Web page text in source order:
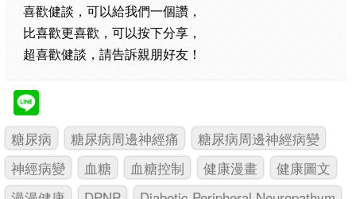
喜歡健談，可以給我們一個讚，
比喜歡更喜歡，可以按下分享，
超喜歡健談，請告訴親朋好友！
糖尿病 糖尿病周邊神經痛
糖尿病周邊神經病變
神經病變
血糖 血糖控制 健康漫畫
健康圖文